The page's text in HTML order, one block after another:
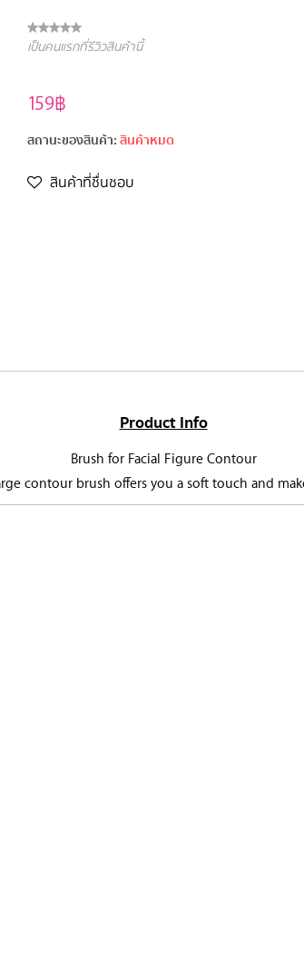
เป็นคนแรกที่รีวิวสินค้านี้
159฿
สถานะของสินค้า:สินค้าหมด
สินค้าที่ชื่นชอบ
Product Info
Brush for Facial Figure Contour
contour brush offers you a soft touch and